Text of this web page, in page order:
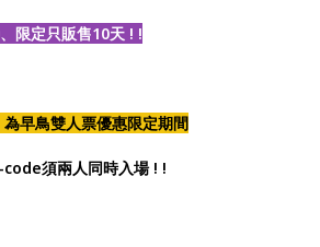
限定只販售10天 ! !
早鳥雙人票優惠限定期間
須兩人同時入場 ! !